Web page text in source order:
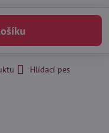
Hlídací pes